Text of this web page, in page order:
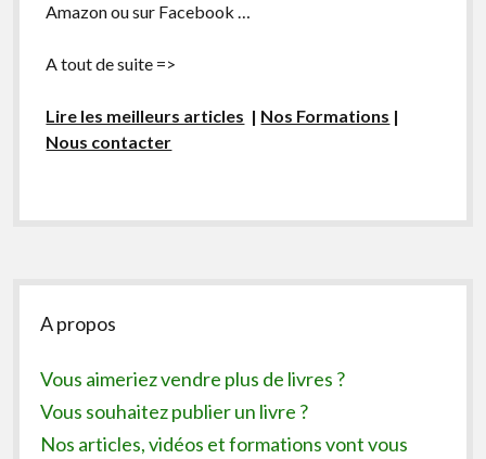
Amazon ou sur Facebook …
A tout de suite =>
Lire les meilleurs articles | Nos Formations |
Nous contacter
Sidebar
A propos
Vous aimeriez vendre plus de livres ?
Vous souhaitez publier un livre ?
Nos articles, vidéos et formations vont vous